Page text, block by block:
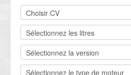
CONDITIONS